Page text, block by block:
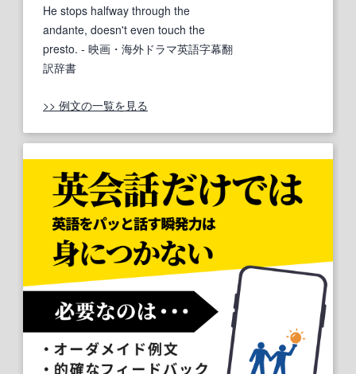
He stops halfway through the
andante, doesn't even touch the
presto. - 映画・海外ドラマ英語字幕翻
訳辞書
>> 例文の一覧を見る